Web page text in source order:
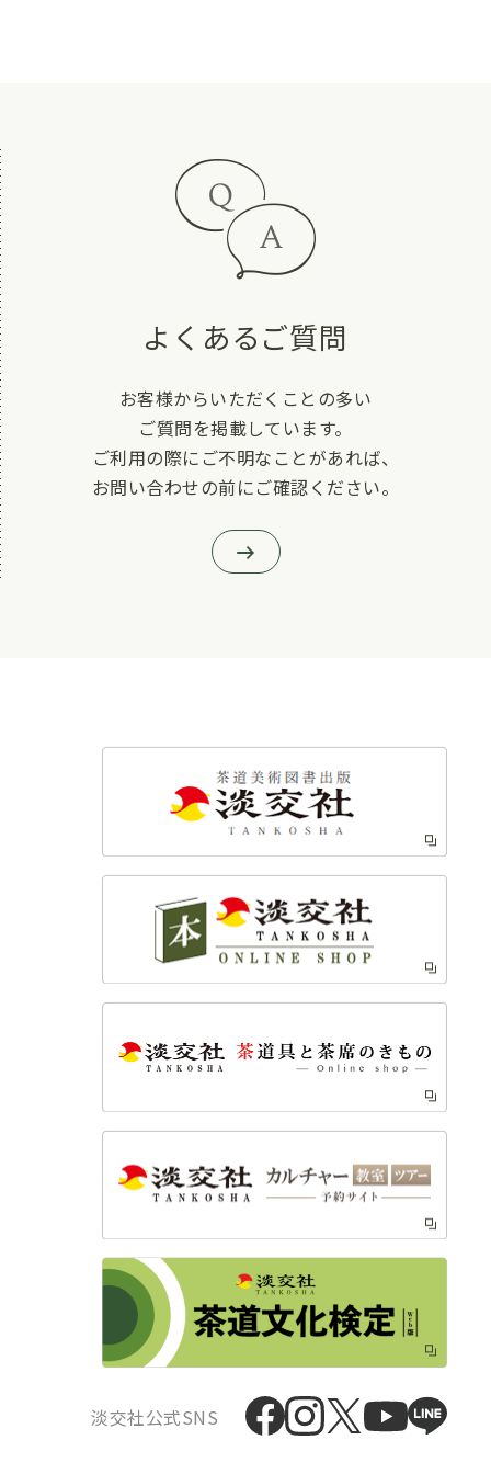
よくあるご質問
お客様からいただくことの多い
ご質問を掲載しています。
ご利用の際にご不明なことがあれば、
お問い合わせの前にご確認ください。
淡交社公式SNS